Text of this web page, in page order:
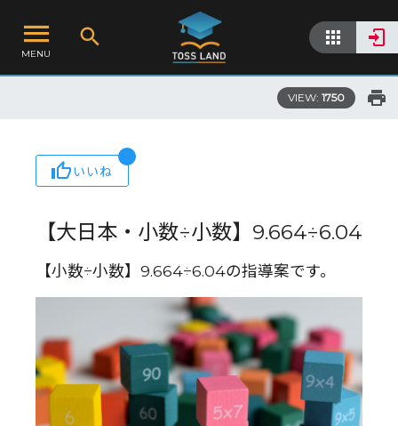
MENU
VIEW: 1750
いいね
【大日本・小数÷小数】9.664÷6.04
【小数÷小数】9.664÷6.04の指導案です。